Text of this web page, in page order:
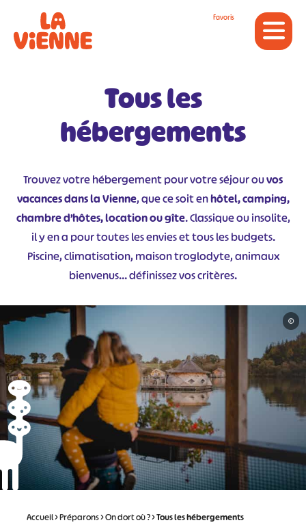
Favoris
Tous les
hébergements
Trouvez votre hébergement pour votre séjour ouvos
vacances dans la Vienne, que ce soit enhôtel, camping,
chambre d’hôtes, location ou gîte. Classique ou insolite,
il y en a pour toutes les envies et tous les budgets.
Piscine, climatisation, maison troglodyte, animaux
bienvenus… définissez vos critères.
©
Accueil>Préparons>On dort où ?>Tous les hébergements